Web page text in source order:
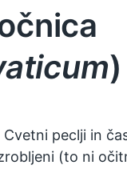
)
peclji in
(to ni